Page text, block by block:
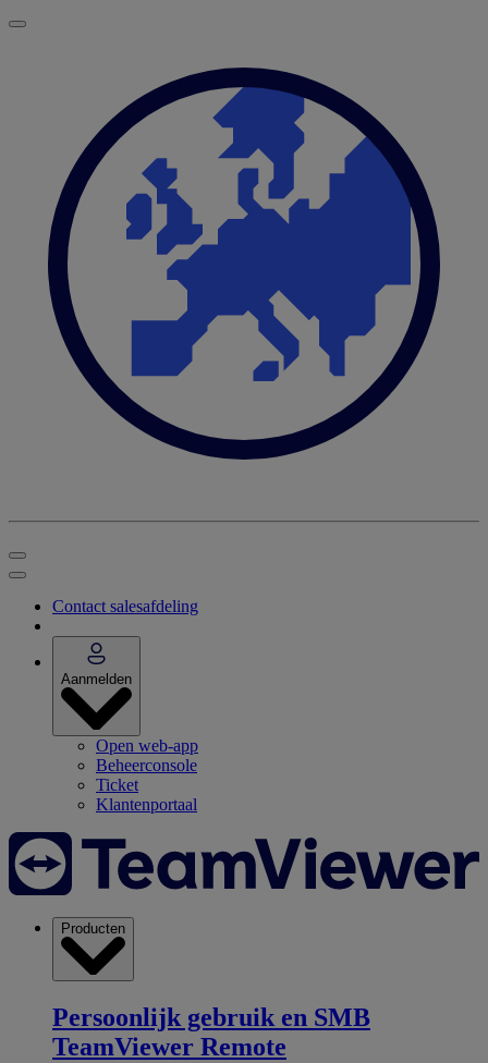
Contact salesafdeling
Aanmelden
Open web-app
Beheerconsole
Ticket
Klantenportaal
Producten
Persoonlijk gebruik en SMB
TeamViewer Remote